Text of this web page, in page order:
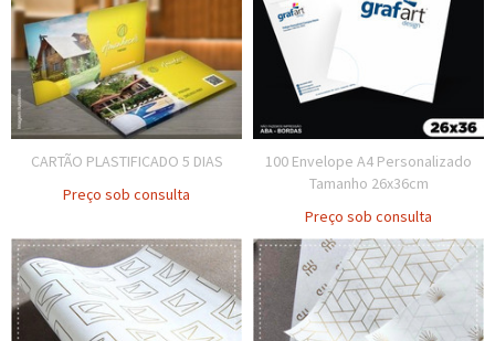
CARTÃO PLASTIFICADO 5 DIAS
Preço sob consulta
100 Envelope A4 Personalizado
Tamanho 26x36cm
Preço sob consulta